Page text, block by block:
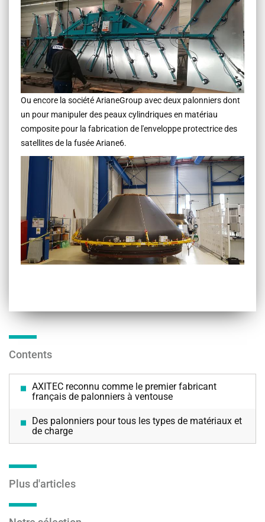
Ou encore la société ArianeGroup avec deux palonniers dont
un pour manipuler des peaux cylindriques en matériau
composite pour la fabrication de l'enveloppe protectrice des
satellites de la fusée Ariane6.
Contents
AXITEC reconnu comme le premier fabricant
français de palonniers à ventouse
Des palonniers pour tous les types de matériaux et
de charge
Plus d'articles